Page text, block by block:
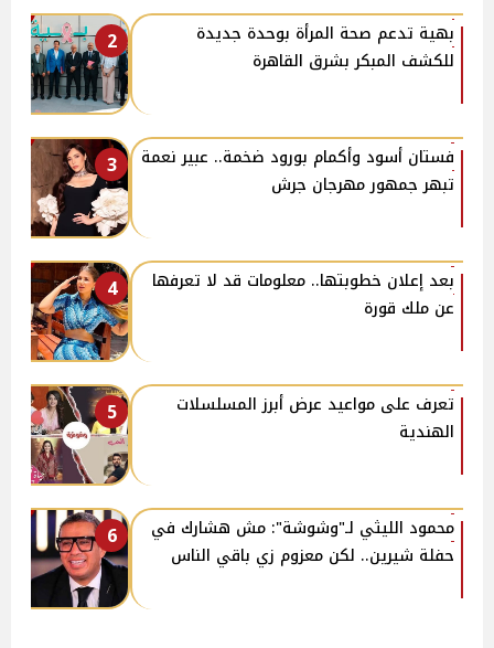
2
بهية تدعم صحة المرأة بوحدة جديدة
للكشف المبكر بشرق القاهرة
3
فستان أسود وأكمام بورود ضخمة.. عبير نعمة
تبهر جمهور مهرجان جرش
4
بعد إعلان خطوبتها.. معلومات قد لا تعرفها
عن ملك قورة
5
تعرف على مواعيد عرض أبرز المسلسلات
الهندية
6
محمود الليثي لـ"وشوشة": مش هشارك في
حفلة شيرين.. لكن معزوم زي باقي الناس